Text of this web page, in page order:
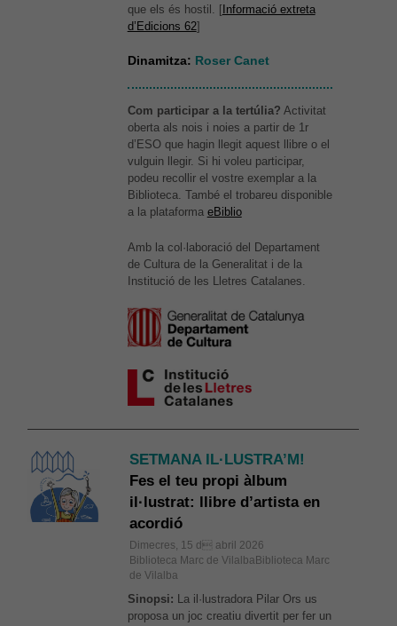
que els és hostil. [Informació extreta
d’Edicions 62]
Dinamitza: Roser Canet
Com participar a la tertúlia? Activitat
oberta als nois i noies a partir de 1r
d’ESO que hagin llegit aquest llibre o el
vulguin llegir. Si hi voleu participar,
podeu recollir el vostre exemplar a la
Biblioteca. També el trobareu disponible
a la plataforma eBiblio
Amb la col·laboració del Departament
de Cultura de la Generalitat i de la
Institució de les Lletres Catalanes.
SETMANA IL·LUSTRA’M!
Fes el teu propi àlbum
il·lustrat: llibre d’artista en
acordió
Dimecres, 15 d abril 2026
Biblioteca Marc de VilalbaBiblioteca Marc
de Vilalba
Sinopsi: La il·lustradora Pilar Ors us
proposa un joc creatiu divertit per fer un